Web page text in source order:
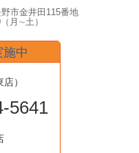
金井田115番地
月∼土 ）
中
）
5641